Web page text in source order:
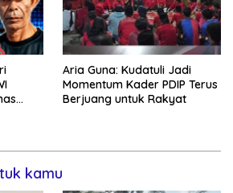
Aria Guna: Kudatuli Jadi
Momentum Kader PDIP Terus
Berjuang untuk Rakyat
kamu